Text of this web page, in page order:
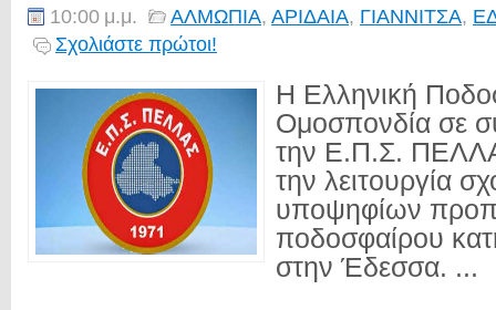
10:00 μ.μ. ΑΛΜΩΠΙΑ, ΑΡΙΔΑΙΑ, ΓΙΑΝΝΙΤΣΑ,
Σχολιάστε πρώτοι!
Η Ελληνική
Ομοσπονδία σε
την Ε.Π.Σ.
την λειτουργία
υποψηφίων
ποδοσφαίρου
στην Έδεσσα. ...